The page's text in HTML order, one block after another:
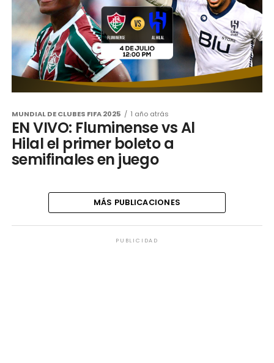
MUNDIAL DE CLUBES FIFA 2025 1 año atrás
EN VIVO: Fluminense vs Al
Hilal el primer boleto a
semifinales en juego
MÁS PUBLICACIONES
PUBLICIDAD